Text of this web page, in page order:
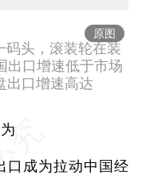
原图
码头，滚装轮在装
出口增速低于市场
出口增速高达
成为拉动中国经